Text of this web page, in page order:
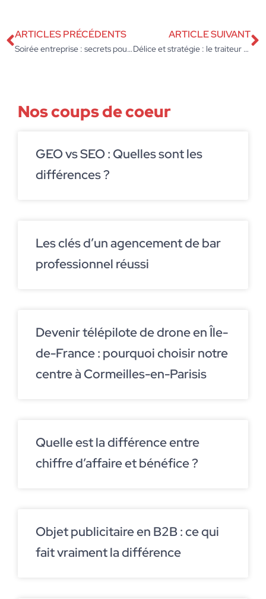
ARTICLES PRÉCÉDENTS
Soirée entreprise : secrets pour transformer un événement en succès inattendu
ARTICLE SUIVANT
Délice et stratégie : le traiteur qui révolutionne vos séminaires d’entreprise
Nos coups de coeur
GEO vs SEO : Quelles sont les
différences ?
Les clés d’un agencement de bar
professionnel réussi
Devenir télépilote de drone en Île-
de-France : pourquoi choisir notre
centre à Cormeilles-en-Parisis
Quelle est la différence entre
chiffre d’affaire et bénéfice ?
Objet publicitaire en B2B : ce qui
fait vraiment la différence